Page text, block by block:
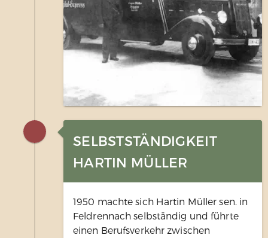
SELBSTSTÄNDIGKEIT
HARTIN MÜLLER
1950 machte sich Hartin Müller sen. in
Feldrennach selbständig und führte
einen Berufsverkehr zwischen